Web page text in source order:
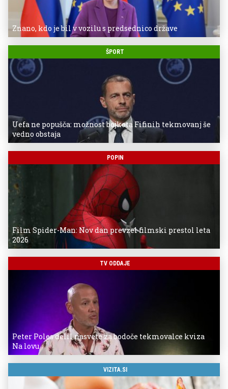
Znano, kdo je bil v vozilu s predsednico države
ŠPORT
Uefa ne popušča: možnost bojkota Fifinih tekmovanj še
vedno obstaja
POPIN
Film Spider-Man: Nov dan prevzel filmski prestol leta
2026
TV ODDAJE
Peter Poles delil nasvete za bodoče tekmovalce kviza
Na lovu
VIZITA.SI